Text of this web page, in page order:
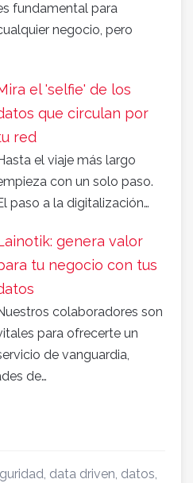
fundamental para
negocio, pero
el 'selfie' de los
que circulan por
red
el viaje más largo
con un solo paso.
paso a la digitalización…
genera valor
tu negocio con tus
colaboradores son
para ofrecerte un
de vanguardia,
de…
, data driven, datos,